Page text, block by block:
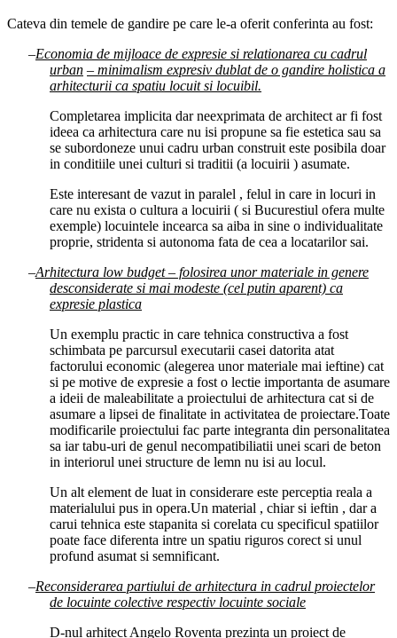
Cateva din temele de gandire pe care le-a oferit conferinta au fost:
–Economia de mijloace de expresie si relationarea cu cadrul
urban – minimalism expresiv dublat de o gandire holistica a
arhitecturii ca spatiu locuit si locuibil.
Completarea implicita dar neexprimata de architect ar fi fost
ideea ca arhitectura care nu isi propune sa fie estetica sau sa
se subordoneze unui cadru urban construit este posibila doar
in conditiile unei culturi si traditii (a locuirii ) asumate.
Este interesant de vazut in paralel , felul in care in locuri in
care nu exista o cultura a locuirii ( si Bucurestiul ofera multe
exemple) locuintele incearca sa aiba in sine o individualitate
proprie, stridenta si autonoma fata de cea a locatarilor sai.
–Arhitectura low budget – folosirea unor materiale in genere
desconsiderate si mai modeste (cel putin aparent) ca
expresie plastica
Un exemplu practic in care tehnica constructiva a fost
schimbata pe parcursul executarii casei datorita atat
factorului economic (alegerea unor materiale mai ieftine) cat
si pe motive de expresie a fost o lectie importanta de asumare
a ideii de maleabilitate a proiectului de arhitectura cat si de
asumare a lipsei de finalitate in activitatea de proiectare.Toate
modificarile proiectului fac parte integranta din personalitatea
sa iar tabu-uri de genul necompatibiliatii unei scari de beton
in interiorul unei structure de lemn nu isi au locul.
Un alt element de luat in considerare este perceptia reala a
materialului pus in opera.Un material , chiar si ieftin , dar a
carui tehnica este stapanita si corelata cu specificul spatiilor
poate face diferenta intre un spatiu riguros corect si unul
profund asumat si semnificant.
–Reconsiderarea partiului de arhitectura in cadrul proiectelor
de locuinte colective respectiv locuinte sociale
D-nul arhitect Angelo Roventa prezinta un proiect de